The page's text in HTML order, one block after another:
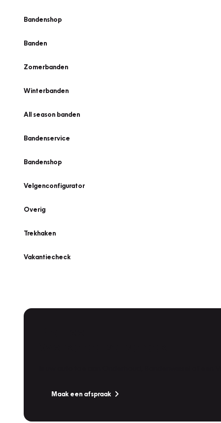
Bandenshop
Banden
Zomerbanden
Winterbanden
All season banden
Bandenservice
Bandenshop
Velgenconfigurator
Overig
Trekhaken
Vakantiecheck
Maak een afspraak